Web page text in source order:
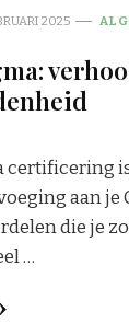
2025
certificering
aan je
die je
…